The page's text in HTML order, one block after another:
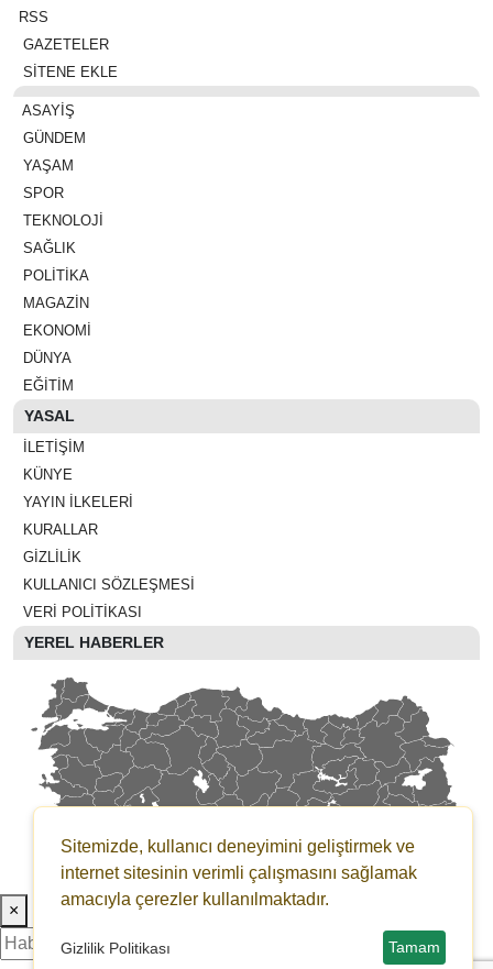
RSS
GAZETELER
SİTENE EKLE
ASAYIŞ
GÜNDEM
YAŞAM
SPOR
TEKNOLOJI
SAĞLIK
POLITIKA
MAGAZIN
EKONOMI
DÜNYA
EĞITIM
YASAL
İLETIŞIM
KÜNYE
YAYIN İLKELERI
KURALLAR
GIZLILIK
KULLANICI SÖZLEŞMESI
VERI POLITIKASI
YEREL HABERLER
×
Sitemizde, kullanıcı deneyimini geliştirmek ve
internet sitesinin verimli çalışmasını sağlamak
amacıyla çerezler kullanılmaktadır.
Gizlilik Politikası Tamam